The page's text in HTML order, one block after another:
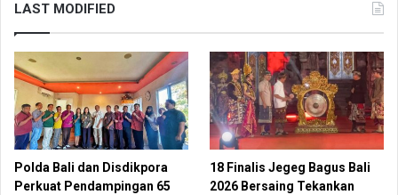
LAST MODIFIED
Polda Bali dan Disdikpora
Perkuat Pendampingan 65
18 Finalis Jegeg Bagus Bali
2026 Bersaing Tekankan